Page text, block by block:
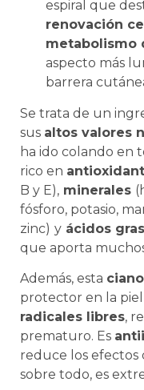
espiral que
renovación
metabolismo
aspecto más
barrera
Se trata de un
sus altos valores
ha ido colando en
rico en
B y E), minerales
fósforo, potasio,
zinc) y ácidos
que aporta
Además, esta
protector en la
radicales libres,
prematuro. Es
reduce los efectos
sobre todo, es